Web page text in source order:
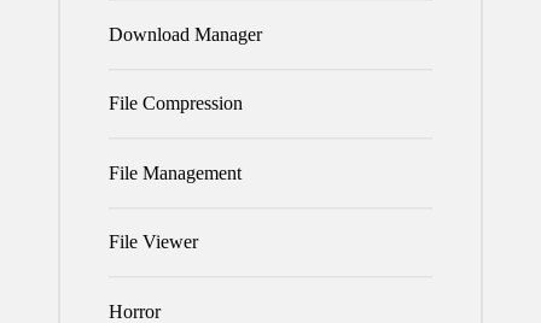
Download Manager
File Compression
File Management
File Viewer
Horror